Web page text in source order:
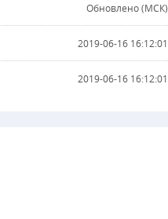
Обновлено (МСК)
2019-06-16 16:12:01
2019-06-16 16:12:01